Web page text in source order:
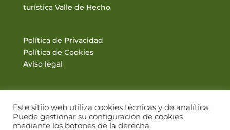
turística Valle de Hecho
Política de Privacidad
Política de Cookies
Aviso legal
Este sitiio web utiliza cookies técnicas y de analítica.
Puede gestionar su configuración de cookies
mediante los botones de la derecha.